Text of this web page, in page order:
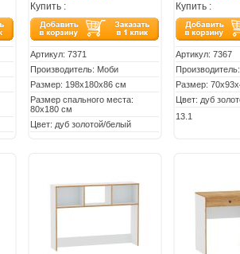
Купить :
Артикул: 7371
Производитель: Моби
Размер: 198х180х86 см
Размер спального места:
80х180 см
Цвет: дуб золотой/белый
Купить :
Артикул: 7367
Размер:
Цвет: дуб
13.1